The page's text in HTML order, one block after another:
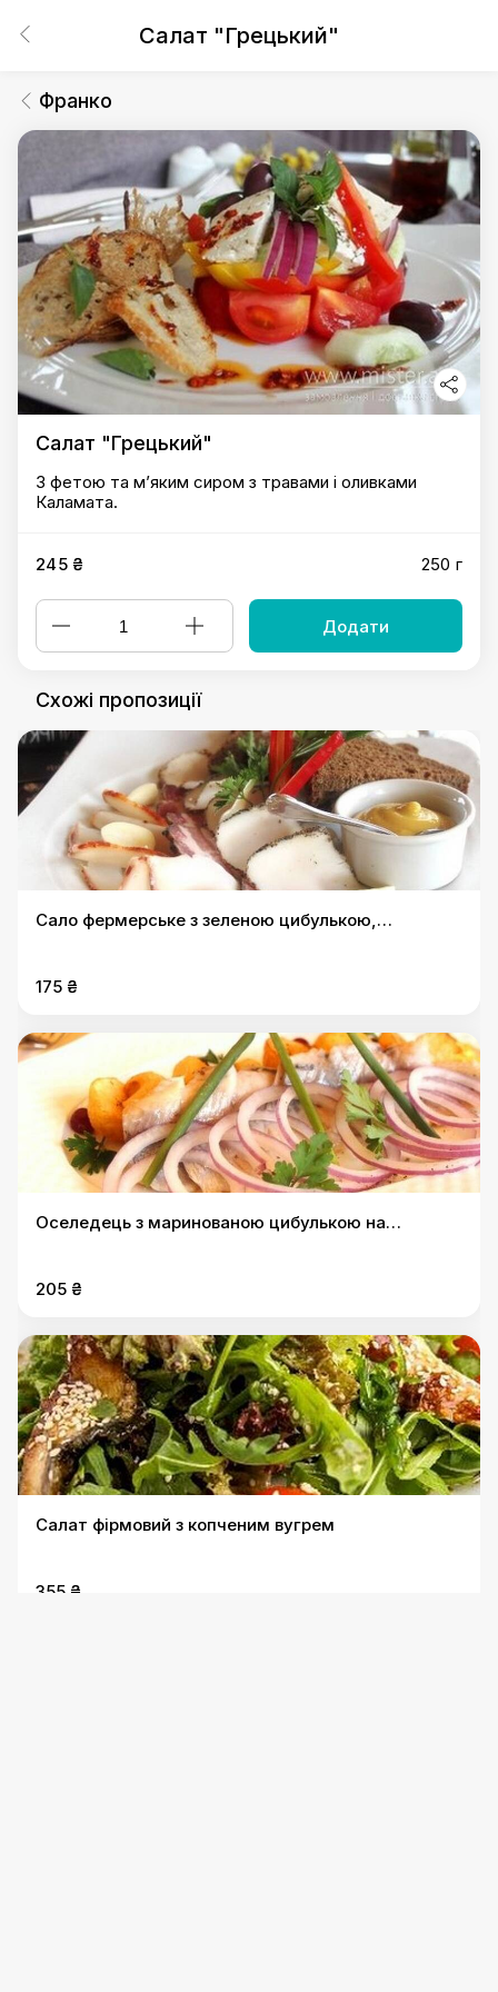
Салат "Грецький"
Франко
Салат "Грецький"
З фетою та м’яким сиром з травами і оливками
Каламата.
245 ₴ 250 г
Додати
Схожі пропозиції
Сало фермерське з зеленою цибулькою,
175 ₴
Оселедець з маринованою цибулькою на
205 ₴
Салат фірмовий з копченим вугрем
355 ₴